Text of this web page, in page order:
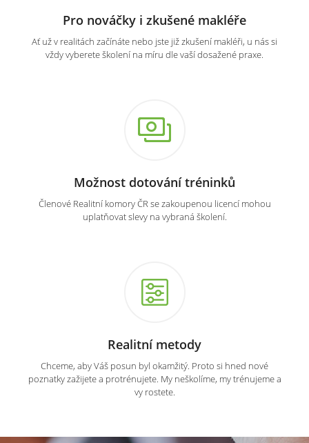
Pro nováčky i zkušené makléře
Ať už v realitách začínáte nebo jste již zkušení makléři, u nás si
vždy vyberete školení na míru dle vaší dosažené praxe.
Možnost dotování tréninků
Členové Realitní komory ČR se zakoupenou licencí mohou
uplatňovat slevy na vybraná školení.
Realitní metody
Chceme, aby Váš posun byl okamžitý. Proto si hned nové
poznatky zažijete a protrénujete. My neškolíme, my trénujeme a
vy rostete.